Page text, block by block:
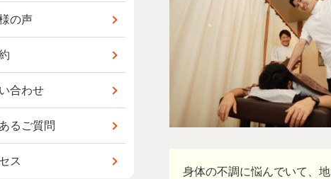
身体の不調に悩んでいて、
の声
合わせ
るご質問
ス